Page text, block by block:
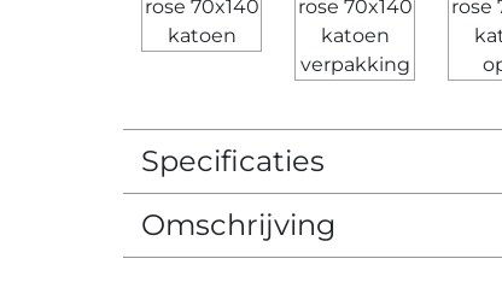
Specificaties
Omschrijving